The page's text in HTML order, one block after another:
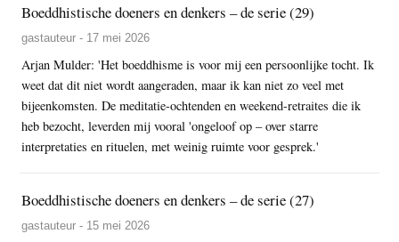
Boeddhistische doeners en denkers – de serie (29)
gastauteur - 17 mei 2026
Arjan Mulder: 'Het boeddhisme is voor mij een persoonlijke tocht. Ik
weet dat dit niet wordt aangeraden, maar ik kan niet zo veel met
bijeenkomsten. De meditatie-ochtenden en weekend-retraites die ik
heb bezocht, leverden mij vooral 'ongeloof op – over starre
interpretaties en rituelen, met weinig ruimte voor gesprek.'
Boeddhistische doeners en denkers – de serie (27)
gastauteur - 15 mei 2026